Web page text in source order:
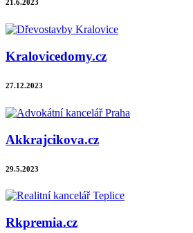
21.6.2023
Kralovicedomy.cz
27.12.2023
Akkrajcikova.cz
29.5.2023
Rkpremia.cz